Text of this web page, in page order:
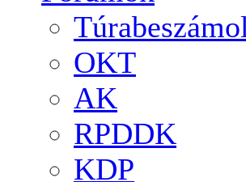
OKT
AK
RPDDK
KDP